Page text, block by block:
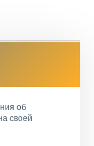
об
своей